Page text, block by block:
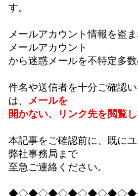
す。
メールアカウント情報を盗
メールアカウント
から迷惑メールを不特定多
件名や送信者を十分ご確認
は、
メールを
開かない、リンク先を閲覧
本記事をご確認前に、既に
弊社事務局まで
至急ご連絡ください。